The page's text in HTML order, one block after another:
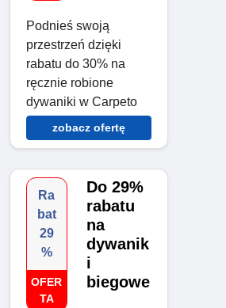
Podnieś swoją
przestrzeń dzięki
rabatu do 30% na
ręcznie robione
dywaniki w Carpeto
zobacz ofertę
Ra
bat
29
%
OFER
TA
Do 29%
rabatu
na
dywanik
i
biegowe